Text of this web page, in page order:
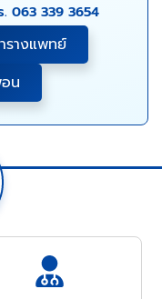
. 063 339 3654
างแพทย์
อน